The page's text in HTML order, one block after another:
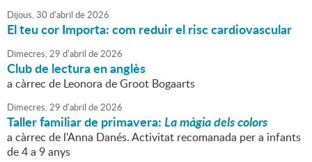
Dijous,30 d'abril de2026
El teu cor Importa: com reduir el risc cardiovascular
Dimecres,29 d'abril de2026
Club de lectura en anglès
a càrrec de Leonora de Groot Bogaarts
Dimecres,29 d'abril de2026
Taller familiar de primavera:La màgia dels colors
a càrrec de l'Anna Danés. Activitat recomanada per a infants
de 4 a 9 anys